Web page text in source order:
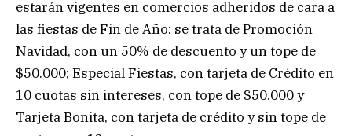
estarán vigentes en comercios adheridos de cara a
las fiestas de Fin de Año: se trata de Promoción
Navidad, con un 50% de descuento y un tope de
$50.000; Especial Fiestas, con tarjeta de Crédito en
10 cuotas sin intereses, con tope de $50.000 y
Tarjeta Bonita, con tarjeta de crédito y sin tope de